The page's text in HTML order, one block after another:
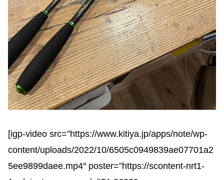
[igp-video src=”https://www.kitiya.jp/apps/note/wp-
content/uploads/2022/10/6505c0949839ae07701a2
5ee9899daee.mp4″ poster=”https://scontent-nrt1-